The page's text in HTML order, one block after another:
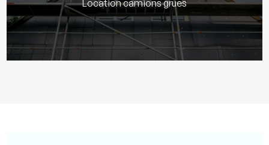
Location camions grues